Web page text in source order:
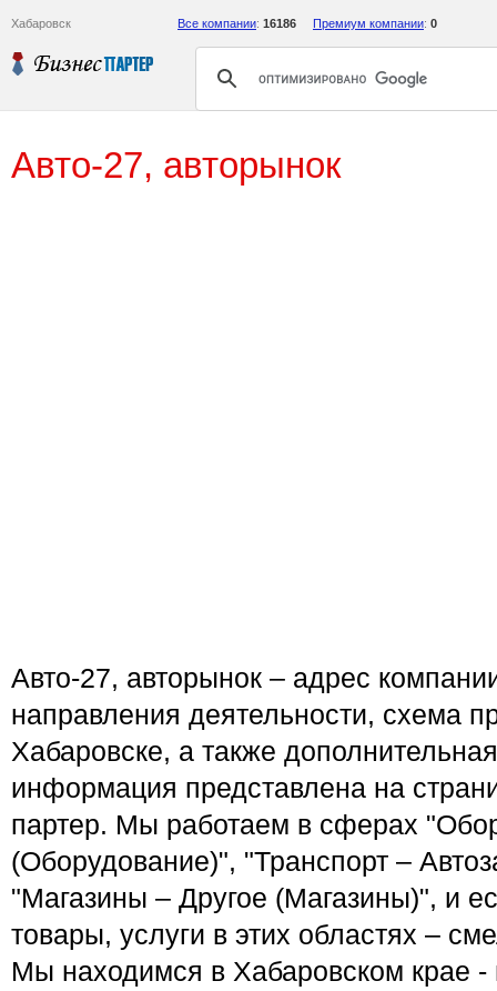
Хабаровск Все компании: 16186 Премиум компании: 0
Авто-27, авторынок
Авто-27, авторынок – адрес
направления деятельности, схема
Хабаровске, а также
информация представлена на
партер. Мы работаем в сферах
(Оборудование)", "Транспорт –
"Магазины – Другое (Магазины)", и
товары, услуги в этих областях –
Мы находимся в Хабаровском крае -